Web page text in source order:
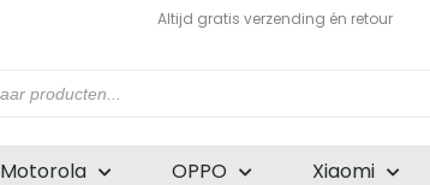
Altijd gratis verzending én retour
Motorola OPPO Xiaomi